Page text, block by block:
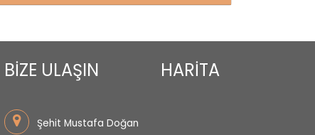
BİZE ULAŞIN
Şehit Mustafa Doğan
HARİTA